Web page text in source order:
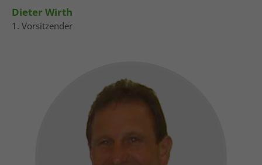
Dieter Wirth
1. Vorsitzender